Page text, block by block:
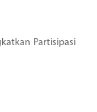
Partisipasi